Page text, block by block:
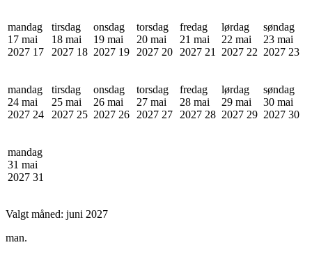
mandag
17 mai
2027 17
tirsdag
18 mai
2027 18
onsdag
19 mai
2027 19
torsdag
20 mai
2027 20
fredag
21 mai
2027 21
lørdag
22 mai
2027 22
søndag
23 mai
2027 23
mandag
24 mai
2027 24
tirsdag
25 mai
2027 25
onsdag
26 mai
2027 26
torsdag
27 mai
2027 27
fredag
28 mai
2027 28
lørdag
29 mai
2027 29
søndag
30 mai
2027 30
mandag
31 mai
2027 31
Valgt måned: juni 2027
man.